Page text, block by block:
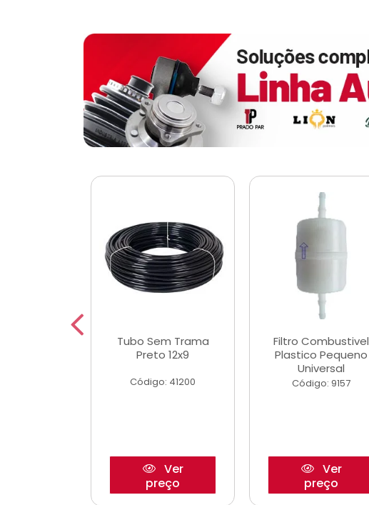
Tubo Sem Trama
Preto 12x9
Código: 41200
Ver
preço
Filtro Combustivel
Plastico Pequeno
Universal
Código: 9157
Ver
preço